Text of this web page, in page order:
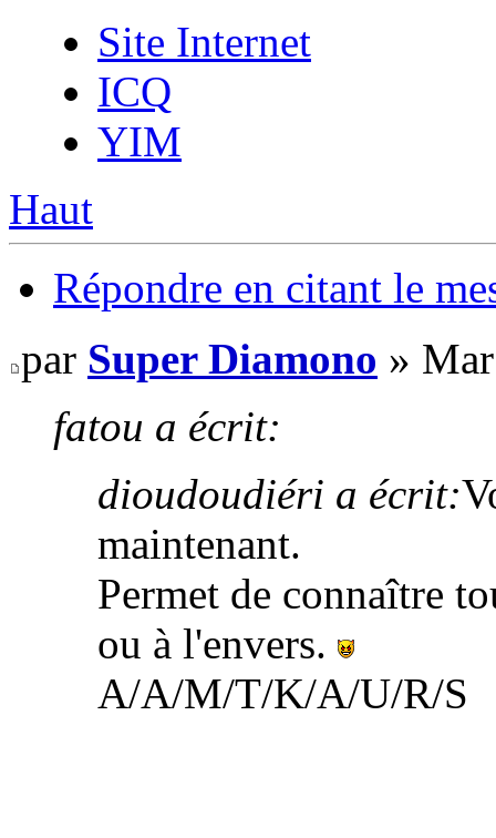
Site Internet
ICQ
YIM
Haut
Répondre en citant le
par Super Diamono »
fatou a écrit:
dioudoudiéri a écrit:
maintenant.
Permet de connaître
ou à l'envers.
A/A/M/T/K/A/U/R/S